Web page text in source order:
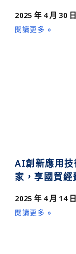
2025 年 4 月 30 日
閱讀更多 »
AI創新應用技
家，享國貿經
2025 年 4 月 14 日
閱讀更多 »